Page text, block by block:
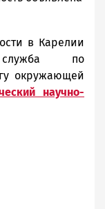
в Карелии
служба по
окружающей
научно-